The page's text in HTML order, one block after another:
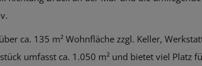
ca. 135 m² Wohnfläche zzgl. Keller,
umfasst ca. 1.050 m² und bietet viel Platz